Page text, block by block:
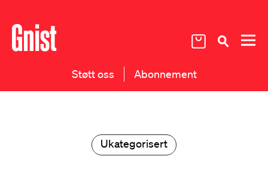
Støtt oss Abonnement
Ukategorisert